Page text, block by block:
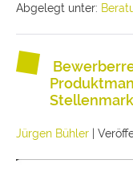
Abgelegt unter:
Jürgen Bühler